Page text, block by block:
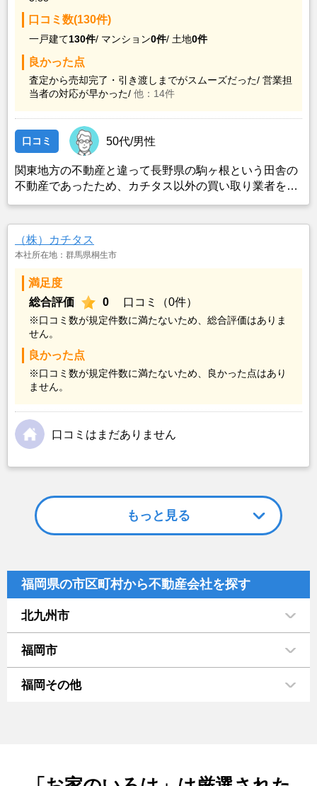
口コミ数(130件)
一戸建て130件/ マンション0件/ 土地0件
良かった点
査定から売却完了・引き渡しまでがスムーズだった/ 営業担
当者の対応が早かった/ 他：14件
口コミ 50代/男性
関東地方の不動産と違って長野県の駒ヶ根という田舎の
不動産であったため、カチタス以外の買い取り業者をみ
も空き家の状態で不動産を残しておけないと考えて売却
を決めた。
（株）カチタス
本社所在地：群馬県桐生市
満足度
総合評価
0 口コミ（0件）
※口コミ数が規定件数に満たないため、総合評価はありま
せん。
良かった点
※口コミ数が規定件数に満たないため、良かった点はあり
ません。
口コミはまだありません
もっと見る
福岡県の市区町村から不動産会社を探す
北九州市
福岡市
福岡その他